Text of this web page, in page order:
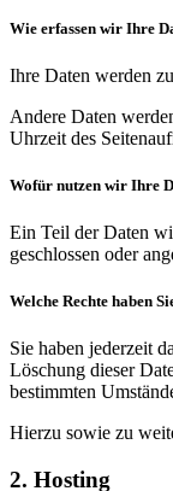
Wie erfassen wir Ihre
Ihre Daten werden
Andere Daten
Uhrzeit des
Wofür nutzen wir Ihre
Ein Teil der Daten
geschlossen oder
Welche Rechte haben
Sie haben jederzeit
Löschung dieser
bestimmten
Hierzu sowie zu
2. Hosting